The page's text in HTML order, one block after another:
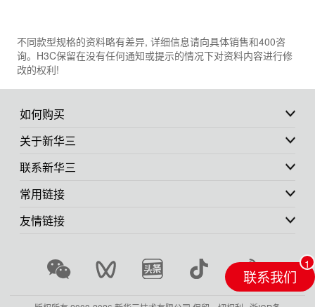
不同款型规格的资料略有差异, 详细信息请向具体销售和400咨
询。H3C保留在没有任何通知或提示的情况下对资料内容进行修
改的权利!
如何购买
关于新华三
联系新华三
常用链接
友情链接
联系我们